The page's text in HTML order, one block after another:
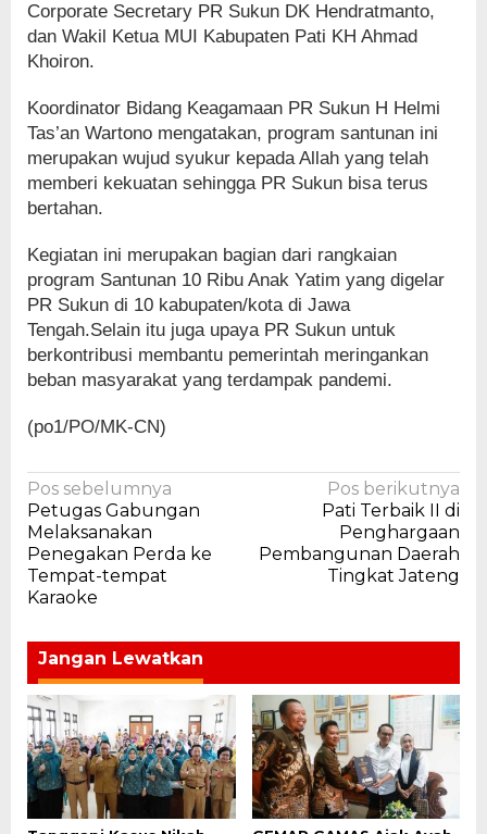
Corporate Secretary PR Sukun DK Hendratmanto,
dan Wakil Ketua MUI Kabupaten Pati KH Ahmad
Khoiron.
Koordinator Bidang Keagamaan PR Sukun H Helmi
Tas’an Wartono mengatakan, program santunan ini
merupakan wujud syukur kepada Allah yang telah
memberi kekuatan sehingga PR Sukun bisa terus
bertahan.
Kegiatan ini merupakan bagian dari rangkaian
program Santunan 10 Ribu Anak Yatim yang digelar
PR Sukun di 10 kabupaten/kota di Jawa
Tengah.Selain itu juga upaya PR Sukun untuk
berkontribusi membantu pemerintah meringankan
beban masyarakat yang terdampak pandemi.
(po1/PO/MK-CN)
Navigasi
pos
Pos sebelumnya
Petugas Gabungan
Melaksanakan
Penegakan Perda ke
Tempat-tempat
Karaoke
Pos berikutnya
Pati Terbaik II di
Penghargaan
Pembangunan Daerah
Tingkat Jateng
Jangan Lewatkan